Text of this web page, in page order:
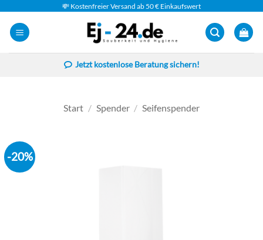
Inhalt
springen
💸 Kostenfreier Versand ab 50 € Einkaufswert
Jetzt kostenlose Beratung sichern!
Start / Spender / Seifenspender
-20%